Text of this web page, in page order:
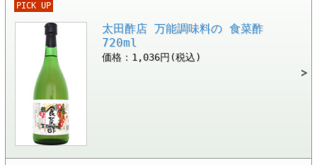
PICK UP
太田酢店 万能調味料の 食菜酢
720ml
価格：1,036円(税込)